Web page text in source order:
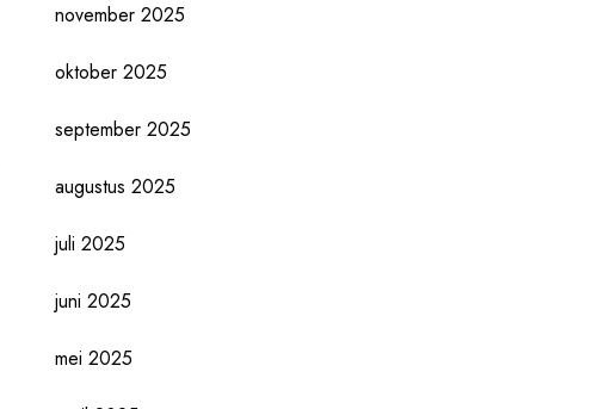
november 2025
oktober 2025
september 2025
augustus 2025
juli 2025
juni 2025
mei 2025